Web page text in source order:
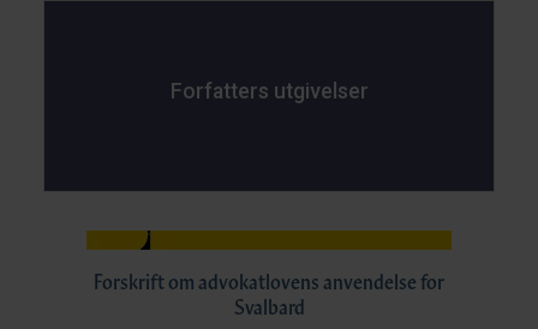
Forfatters utgivelser
Forskrift om advokatlovens anvendelse for
Svalbard